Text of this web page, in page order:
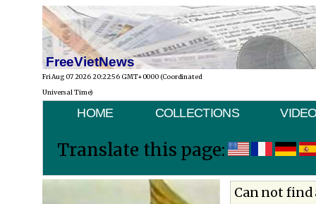
FreeVietNews
Fri Aug 07 2026 20:22:56 GMT+0000 (Coordinated
Universal Time)
HOME COLLECTIONS
Translate this page:
Can not